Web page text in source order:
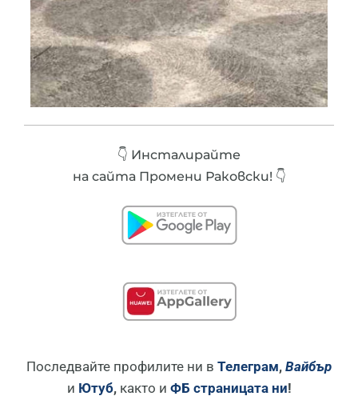
👇 Инсталирайте
на сайта Промени Раковски! 👇
Последвайте профилите ни в Телеграм, Вайбър
и Ютуб, както и ФБ страницата ни!